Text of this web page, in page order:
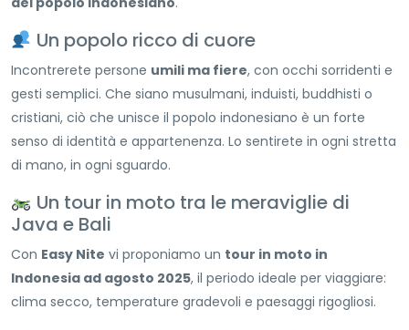
Un popolo ricco di cuore
Incontrerete persone umili ma fiere, con occhi sorridenti e
gesti semplici. Che siano musulmani, induisti, buddhisti o
cristiani, ciò che unisce il popolo indonesiano è un forte
senso di identità e appartenenza. Lo sentirete in ogni stretta
di mano, in ogni sguardo.
Un tour in moto tra le meraviglie di
Java e Bali
Con Easy Nite vi proponiamo un tour in moto in
Indonesia ad agosto 2025, il periodo ideale per viaggiare:
clima secco, temperature gradevoli e paesaggi rigogliosi.